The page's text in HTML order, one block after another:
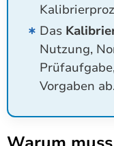
Das
Nutzung,
Vorgaben